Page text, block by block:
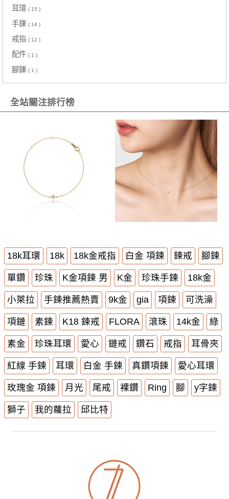
耳環 ( 15 )
手鍊 ( 14 )
戒指 ( 12 )
配件 ( 1 )
腳鍊 ( 1 )
全站關注排行榜
18k耳環 18k 18k金戒指 白金 項鍊 鍊戒 腳鍊
單鑽 珍珠 K金項鍊 男 K金 珍珠手鍊 18k金
小萊拉 手鍊推薦熱賣 9k金 gia 項鍊 可洗澡
項鏈 素鍊 K18 鍊戒 FLORA 滾珠 14k金 綠
素金 珍珠耳環 愛心 鏈戒 鑽石 戒指 耳骨夾
紅線 手鍊 耳環 白金 手鍊 真鑽項鍊 愛心耳環
玫瑰金 項鍊 月光 尾戒 裸鑽 Ring 腳 y字鍊
獅子 我的蘿拉 邱比特